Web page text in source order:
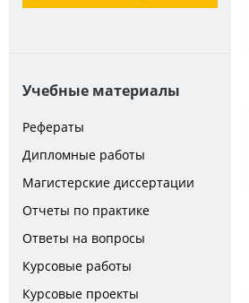
Учебные материалы
Рефераты
Дипломные работы
Магистерские диссертации
Отчеты по практике
Ответы на вопросы
Курсовые работы
Курсовые проекты